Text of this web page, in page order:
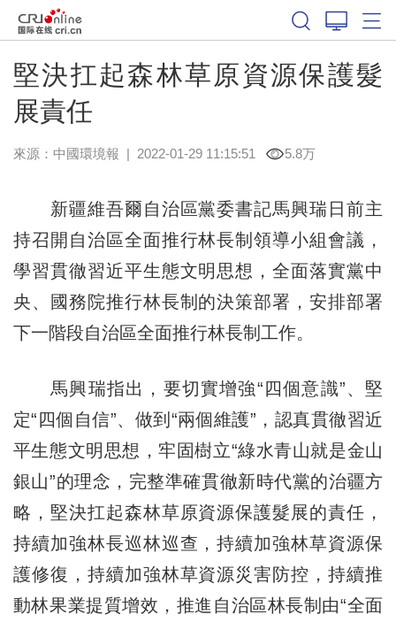
堅決扛起森林草原資源保護髮
展責任
來源： 中國環境報 | 2022-01-29 11:15:51 5.8万
新疆維吾爾自治區黨委書記馬興瑞日前主
持召開自治區全面推行林長制領導小組會議，
學習貫徹習近平生態文明思想，全面落實黨中
央、國務院推行林長制的決策部署，安排部署
下一階段自治區全面推行林長制工作。
馬興瑞指出，要切實增強“四個意識”、堅
定“四個自信”、做到“兩個維護”，認真貫徹習近
平生態文明思想，牢固樹立“綠水青山就是金山
銀山”的理念，完整準確貫徹新時代黨的治疆方
略，堅決扛起森林草原資源保護髮展的責任，
持續加強林長巡林巡查，持續加強林草資源保
護修復，持續加強林草資源災害防控，持續推
動林果業提質增效，推進自治區林長制由“全面